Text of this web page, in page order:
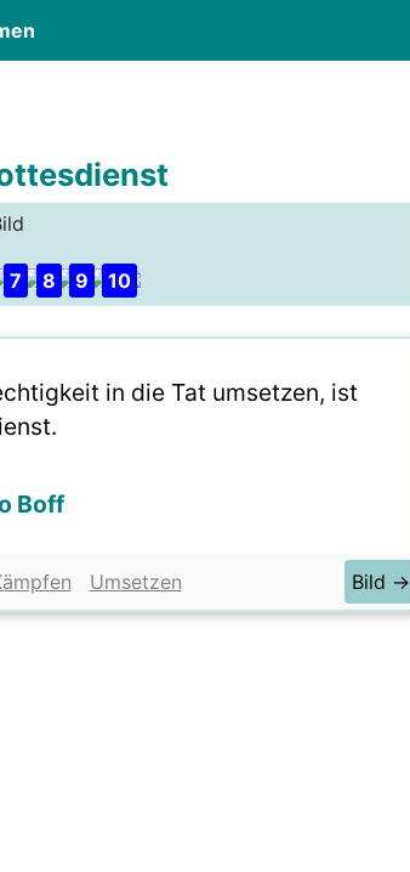
7 8 9 10
in die Tat umsetzen, ist
Boff
Umsetzen Bild →